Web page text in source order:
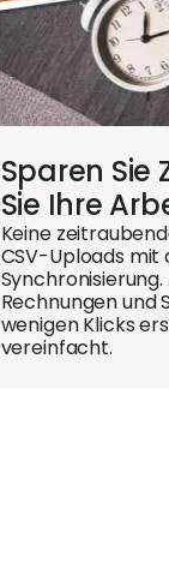
Sparen Sie
Sie Ihre
Keine
CSV-Uploads
Rechnungen und
wenigen Klicks
vereinfacht.